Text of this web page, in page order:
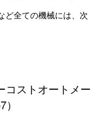
ど全ての機械には、次
コストオートメー